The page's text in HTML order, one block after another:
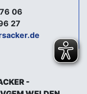
06
27
-